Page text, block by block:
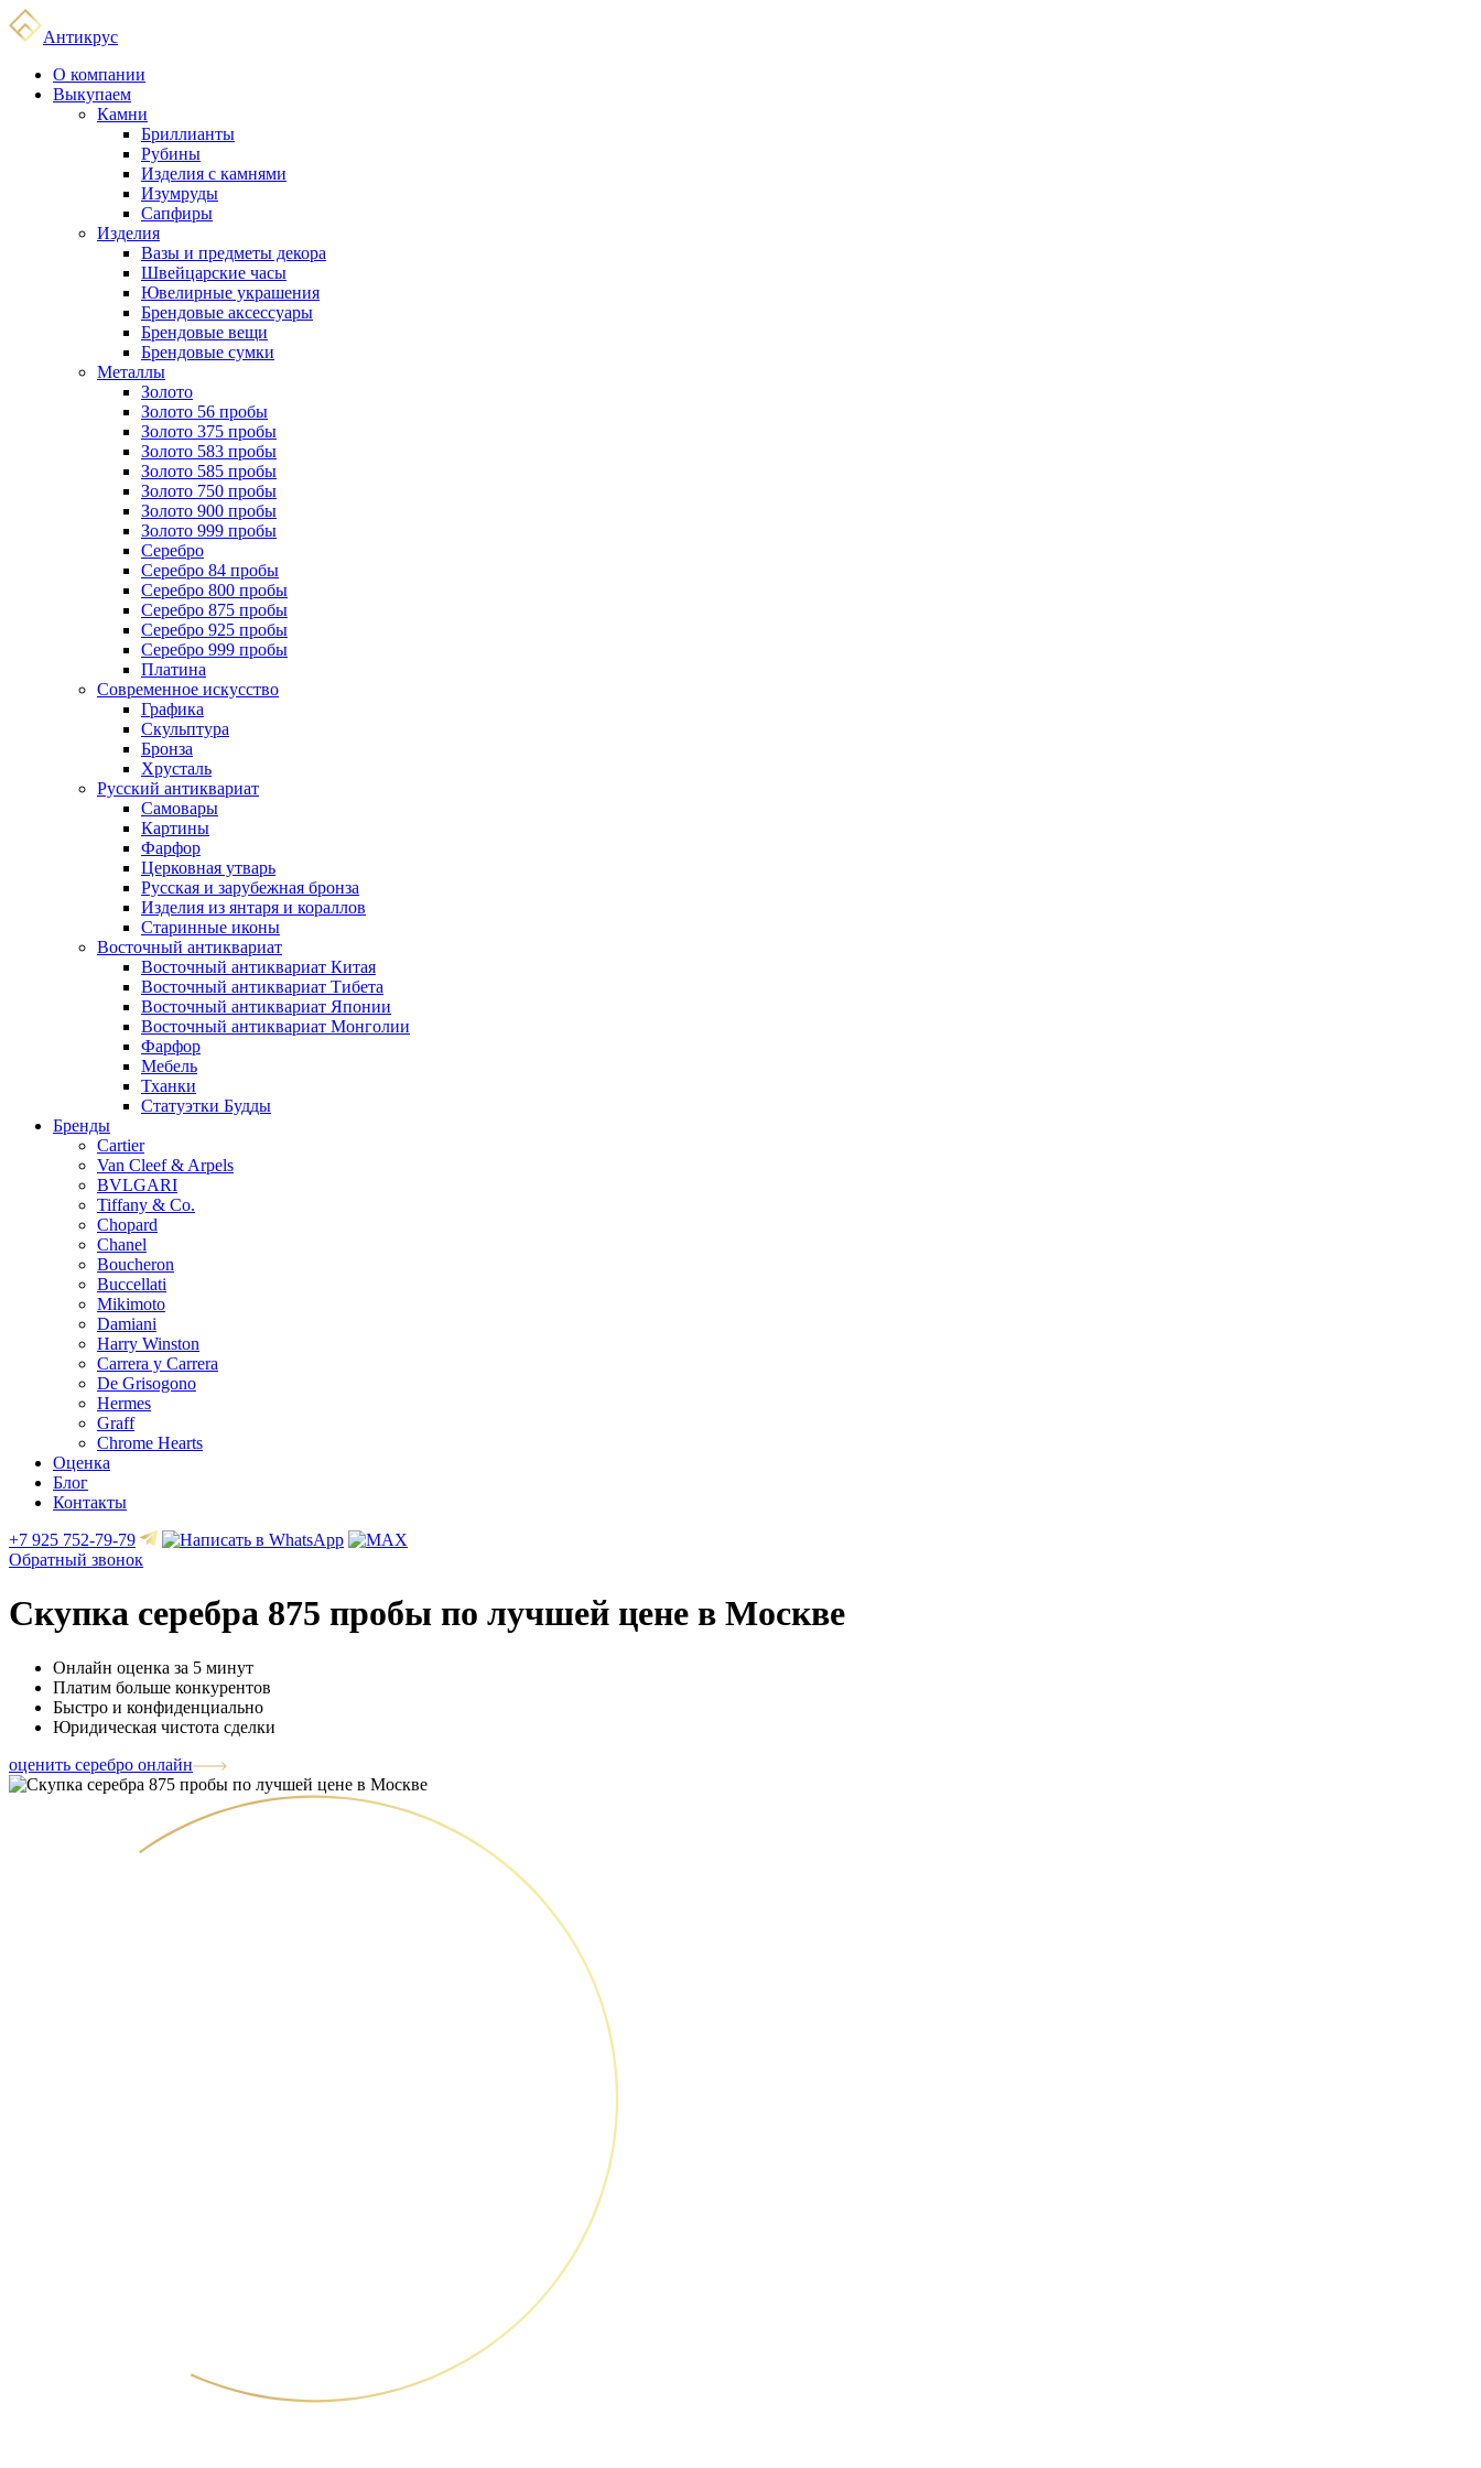
Антикрус
О компании
Выкупаем
Камни
Бриллианты
Рубины
Изделия с камнями
Изумруды
Сапфиры
Изделия
Вазы и предметы декора
Швейцарские часы
Ювелирные украшения
Брендовые аксессуары
Брендовые вещи
Брендовые сумки
Металлы
Золото
Золото 56 пробы
Золото 375 пробы
Золото 583 пробы
Золото 585 пробы
Золото 750 пробы
Золото 900 пробы
Золото 999 пробы
Серебро
Серебро 84 пробы
Серебро 800 пробы
Серебро 875 пробы
Серебро 925 пробы
Серебро 999 пробы
Платина
Современное искусство
Графика
Скульптура
Бронза
Хрусталь
Русский антиквариат
Самовары
Картины
Фарфор
Церковная утварь
Русская и зарубежная бронза
Изделия из янтаря и кораллов
Старинные иконы
Восточный антиквариат
Восточный антиквариат Китая
Восточный антиквариат Тибета
Восточный антиквариат Японии
Восточный антиквариат Монголии
Фарфор
Мебель
Тханки
Статуэтки Будды
Бренды
Cartier
Van Cleef & Arpels
BVLGARI
Tiffany & Co.
Chopard
Chanel
Boucheron
Buccellati
Mikimoto
Damiani
Harry Winston
Carrera y Carrera
De Grisogono
Hermes
Graff
Chrome Hearts
Оценка
Блог
Контакты
+7 925 752-79-79
Обратный звонок
Скупка серебра 875 пробы по лучшей цене в Москве
Онлайн оценка за 5 минут
Платим больше конкурентов
Быстро и конфиденциально
Юридическая чистота сделки
оценить серебро онлайн